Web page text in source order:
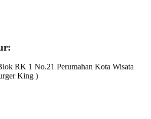
RK 1 No.21 Perumahan Kota Wisata
King )